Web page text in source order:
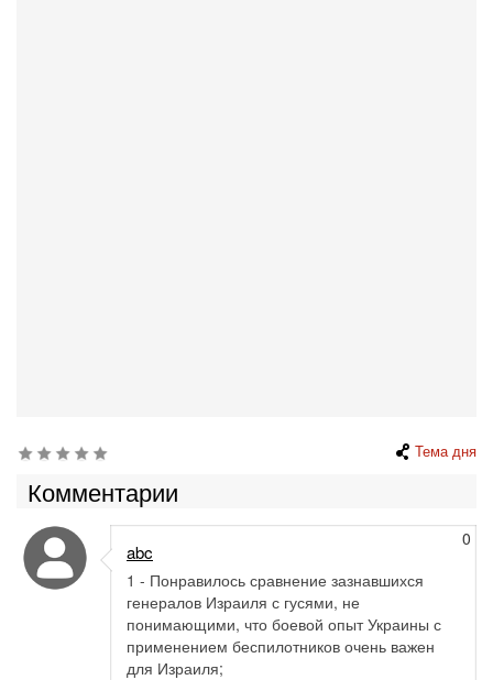
Тема дня
Комментарии
0
abc
1 - Понравилось сравнение зазнавшихся
генералов Израиля с гусями, не
понимающими, что боевой опыт Украины с
применением беспилотников очень важен
для Израиля;